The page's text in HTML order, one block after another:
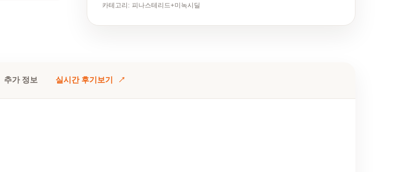
카테고리: 피나스테리드+미녹시딜
추가 정보 실시간 후기보기